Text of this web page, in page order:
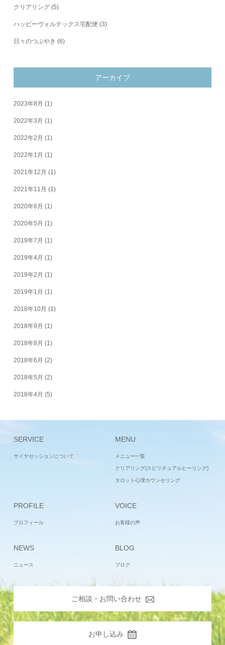
クリアリング (5)
ハッピーヴォルテックス宅配便 (3)
日々のつぶやき (6)
アーカイブ
2023年8月 (1)
2022年3月 (1)
2022年2月 (1)
2022年1月 (1)
2021年12月 (1)
2021年11月 (1)
2020年6月 (1)
2020年5月 (1)
2019年7月 (1)
2019年4月 (1)
2019年2月 (1)
2019年1月 (1)
2018年10月 (1)
2018年9月 (1)
2018年8月 (1)
2018年6月 (2)
2018年5月 (2)
2018年4月 (5)
SERVICE
サイヤセッションについて
MENU
メニュー一覧
クリアリング(スピリチュアルヒーリング)
タロット心理カウンセリング
PROFILE
プロフィール
VOICE
お客様の声
NEWS
ニュース
BLOG
ブログ
ご相談・お問い合わせ
お申し込み